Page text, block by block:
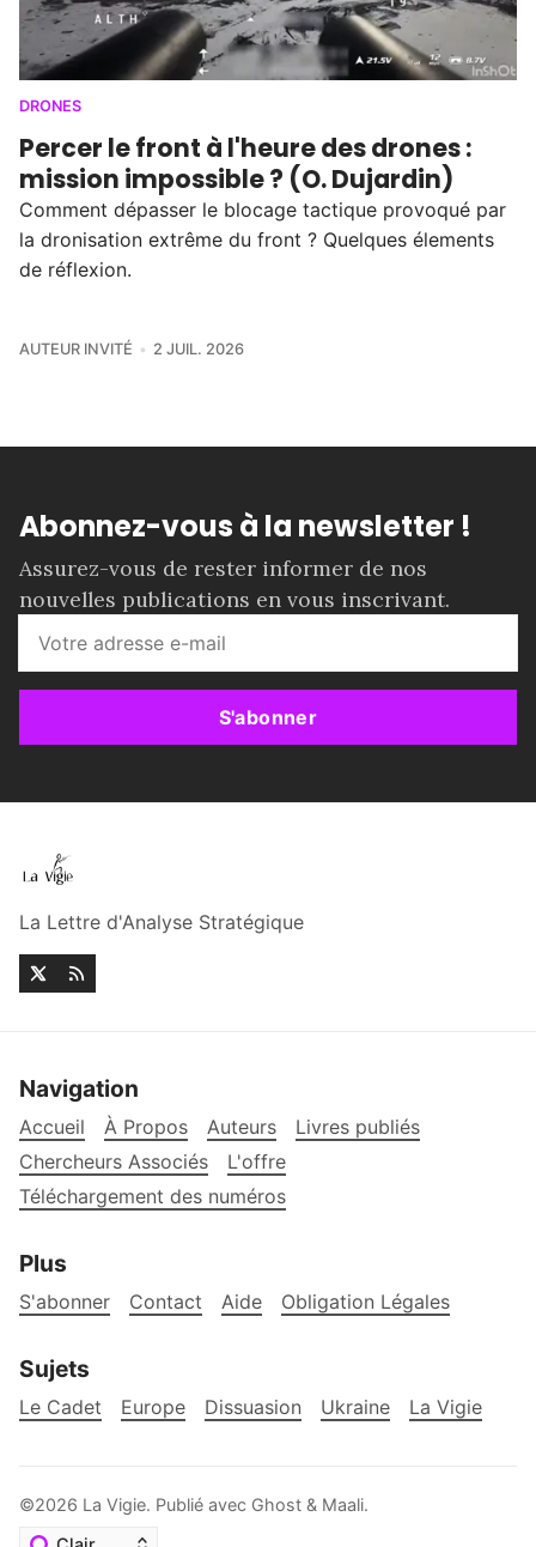
DRONES
Percer le front à l'heure des drones :
mission impossible ? (O. Dujardin)
Comment dépasser le blocage tactique provoqué par
la dronisation extrême du front ? Quelques élements
de réflexion.
AUTEUR INVITÉ 2 JUIL. 2026
Abonnez-vous à la newsletter !
Assurez-vous de rester informer de nos
nouvelles publications en vous inscrivant.
S'abonner
La Lettre d'Analyse Stratégique
Navigation
Accueil À Propos Auteurs
Livres publiés
Chercheurs Associés
L'offre
Téléchargement des numéros
Plus
S'abonner Contact Aide Obligation Légales
Sujets
Le Cadet Europe Dissuasion Ukraine La Vigie
©2026 La Vigie. Publié avec Ghost & Maali.